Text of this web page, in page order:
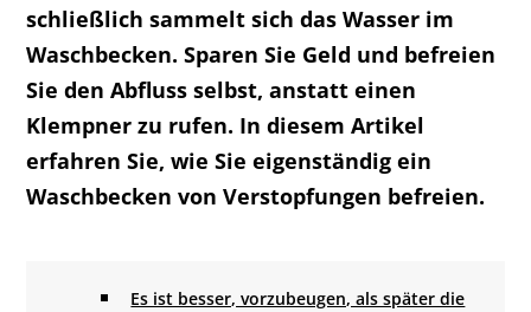
schließlich sammelt sich das Wasser im
Waschbecken. Sparen Sie Geld und befreien
Sie den Abfluss selbst, anstatt einen
Klempner zu rufen. In diesem Artikel
erfahren Sie, wie Sie eigenständig ein
Waschbecken von Verstopfungen befreien.
Es ist besser, vorzubeugen, als später die